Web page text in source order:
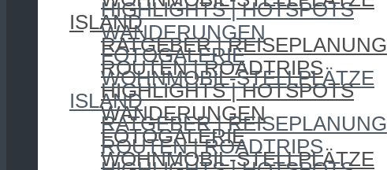
ISLAND
RATGEBER | REISEPLANUNG
ROUTEN | ROADTRIPS
HIGHLIGHTS | HOTSPOTS
WANDERUNGEN
FOTOGALERIE
WOHNMOBIL-STELLPLÄTZE
HIGHLIGHTS | HOTSPOTS
WANDERUNGEN
FOTOGALERIE
WOHNMOBIL-STELLPLÄTZE
ISLAND
RATGEBER | REISEPLANUNG
ROUTEN | ROADTRIPS